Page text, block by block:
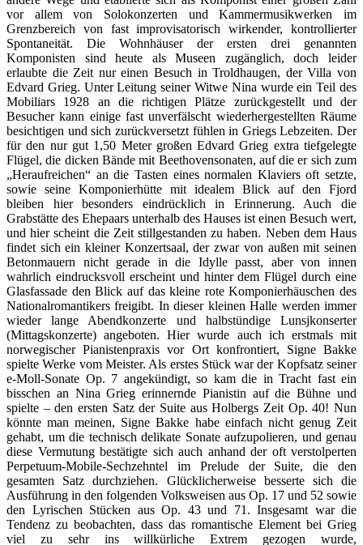
vor allem von Solokonzerten und Kammermusikwerken im
Grenzbereich von fast improvisatorisch wirkender, kontrollierter
Spontaneität. Die Wohnhäuser der ersten drei genannten
Komponisten sind heute als Museen zugänglich, doch leider
erlaubte die Zeit nur einen Besuch in Troldhaugen, der Villa von
Edvard Grieg. Unter Leitung seiner Witwe Nina wurde ein Teil des
Mobiliars 1928 an die richtigen Plätze zurückgestellt und der
Besucher kann einige fast unverfälscht wiederhergestellten Räume
besichtigen und sich zurückversetzt fühlen in Griegs Lebzeiten. Der
für den nur gut 1,50 Meter großen Edvard Grieg extra tiefgelegte
Flügel, die dicken Bände mit Beethovensonaten, auf die er sich zum
„Heraufreichen“ an die Tasten eines normalen Klaviers oft setzte,
sowie seine Komponierhütte mit idealem Blick auf den Fjord
bleiben hier besonders eindrücklich in Erinnerung. Auch die
Grabstätte des Ehepaars unterhalb des Hauses ist einen Besuch wert,
und hier scheint die Zeit stillgestanden zu haben. Neben dem Haus
findet sich ein kleiner Konzertsaal, der zwar von außen mit seinen
Betonmauern nicht gerade in die Idylle passt, aber von innen
wahrlich eindrucksvoll erscheint und hinter dem Flügel durch eine
Glasfassade den Blick auf das kleine rote Komponierhäuschen des
Nationalromantikers freigibt. In dieser kleinen Halle werden immer
wieder lange Abendkonzerte und halbstündige Lunsjkonserter
(Mittagskonzerte) angeboten. Hier wurde auch ich erstmals mit
norwegischer Pianistenpraxis vor Ort konfrontiert, Signe Bakke
spielte Werke vom Meister. Als erstes Stück war der Kopfsatz seiner
e-Moll-Sonate Op. 7 angekündigt, so kam die in Tracht fast ein
bisschen an Nina Grieg erinnernde Pianistin auf die Bühne und
spielte – den ersten Satz der Suite aus Holbergs Zeit Op. 40! Nun
könnte man meinen, Signe Bakke habe einfach nicht genug Zeit
gehabt, um die technisch delikate Sonate aufzupolieren, und genau
diese Vermutung bestätigte sich auch anhand der oft verstolperten
Perpetuum-Mobile-Sechzehntel im Prelude der Suite, die den
gesamten Satz durchziehen. Glücklicherweise besserte sich die
Ausführung in den folgenden Volksweisen aus Op. 17 und 52 sowie
den Lyrischen Stücken aus Op. 43 und 71. Insgesamt war die
Tendenz zu beobachten, dass das romantische Element bei Grieg
viel zu sehr ins willkürliche Extrem gezogen wurde,